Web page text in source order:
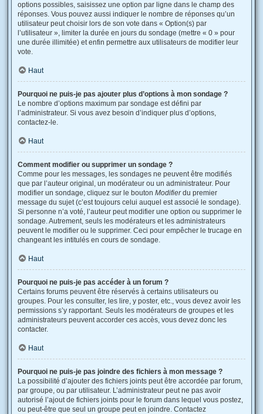
options possibles, saisissez une option par ligne dans le champ des
réponses. Vous pouvez aussi indiquer le nombre de réponses qu’un
utilisateur peut choisir lors de son vote dans « Option(s) par
l’utilisateur », limiter la durée en jours du sondage (mettre « 0 » pour
une durée illimitée) et enfin permettre aux utilisateurs de modifier leur
vote.
Haut
Pourquoi ne puis-je pas ajouter plus d’options à mon sondage ?
Le nombre d’options maximum par sondage est défini par
l’administrateur. Si vous avez besoin d’indiquer plus d’options,
contactez-le.
Haut
Comment modifier ou supprimer un sondage ?
Comme pour les messages, les sondages ne peuvent être modifiés
que par l’auteur original, un modérateur ou un administrateur. Pour
modifier un sondage, cliquez sur le bouton Modifierdu premier
message du sujet (c’est toujours celui auquel est associé le sondage).
Si personne n’a voté, l’auteur peut modifier une option ou supprimer le
sondage. Autrement, seuls les modérateurs et les administrateurs
peuvent le modifier ou le supprimer. Ceci pour empêcher le trucage en
changeant les intitulés en cours de sondage.
Haut
Pourquoi ne puis-je pas accéder à un forum ?
Certains forums peuvent être réservés à certains utilisateurs ou
groupes. Pour les consulter, les lire, y poster, etc., vous devez avoir les
permissions s’y rapportant. Seuls les modérateurs de groupes et les
administrateurs peuvent accorder ces accès, vous devez donc les
contacter.
Haut
Pourquoi ne puis-je pas joindre des fichiers à mon message ?
La possibilité d’ajouter des fichiers joints peut être accordée par forum,
par groupe, ou par utilisateur. L’administrateur peut ne pas avoir
autorisé l’ajout de fichiers joints pour le forum dans lequel vous postez,
ou peut-être que seul un groupe peut en joindre. Contactez